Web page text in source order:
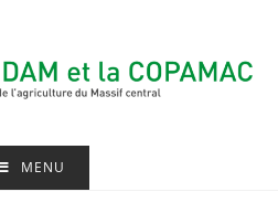
MENU